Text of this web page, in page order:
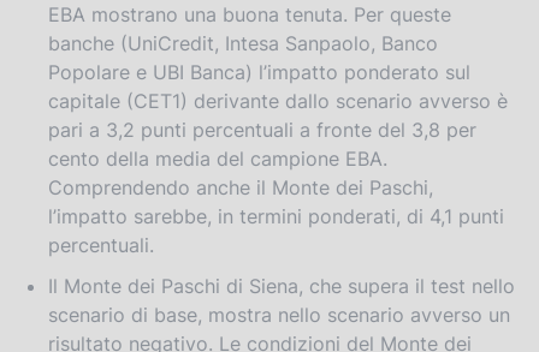
EBA mostrano una buona tenuta. Per queste
banche (UniCredit, Intesa Sanpaolo, Banco
Popolare e UBI Banca) l’impatto ponderato sul
capitale (CET1) derivante dallo scenario avverso è
pari a 3,2 punti percentuali a fronte del 3,8 per
cento della media del campione EBA.
Comprendendo anche il Monte dei Paschi,
l’impatto sarebbe, in termini ponderati, di 4,1 punti
percentuali.
Il Monte dei Paschi di Siena, che supera il test nello
scenario di base, mostra nello scenario avverso un
risultato negativo. Le condizioni del Monte dei